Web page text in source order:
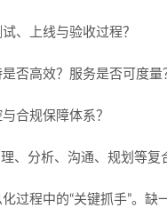
、上线与验收过程？
否高效？服务是否可度量
合规保障体系？
、分析、沟通、规划等复
过程中的“关键抓手”。